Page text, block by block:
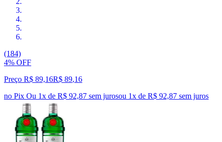
(184)
4% OFF
Preço R$ 89,16R$ 89,16
no Pix Ou 1x de R$ 92,87 sem jurosou 1x de R$ 92,87 sem juros